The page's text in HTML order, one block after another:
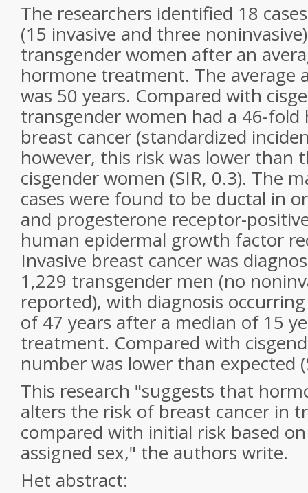
The researchers identified 18
(15 invasive and three
transgender women after an
hormone treatment. The average
was 50 years. Compared with
transgender women had a 46-
breast cancer (standardized
however, this risk was lower than
cisgender women (SIR, 0.3). The
cases were found to be ductal in
and progesterone receptor-
human epidermal growth factor
Invasive breast cancer was
1,229 transgender men (no
reported), with diagnosis
of 47 years after a median of 15
treatment. Compared with
number was lower than expected
This research "suggests that
alters the risk of breast cancer in
compared with initial risk based
assigned sex," the authors write.
Het abstract: